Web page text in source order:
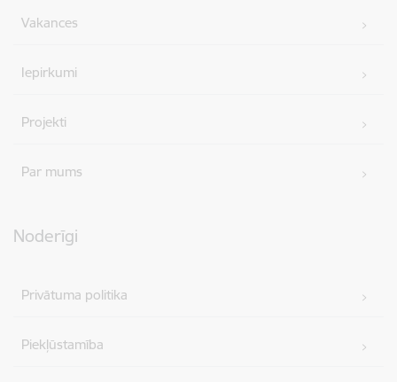
Vakances
Iepirkumi
Projekti
Par mums
Noderīgi
Privātuma politika
Piekļūstamība